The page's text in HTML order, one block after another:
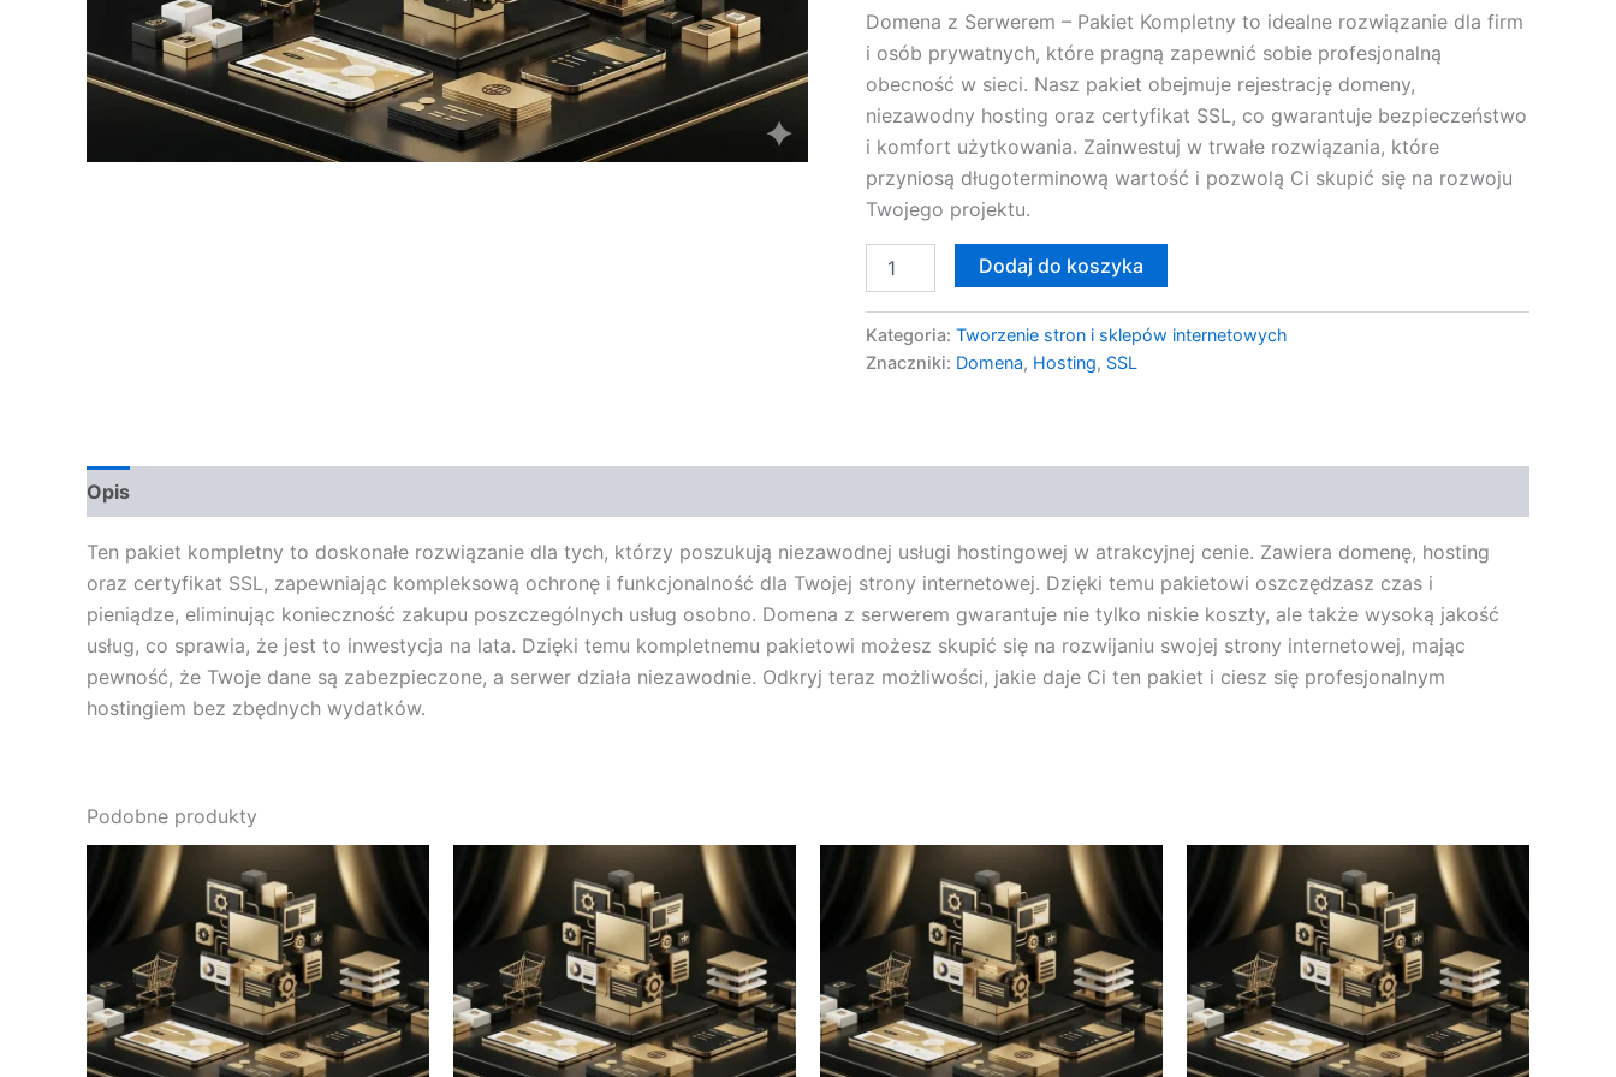
Domena z Serwerem – Pakiet Kompletny to idealne rozwiązanie dla firm
i osób prywatnych, które pragną zapewnić sobie profesjonalną
obecność w sieci. Nasz pakiet obejmuje rejestrację domeny,
niezawodny hosting oraz certyfikat SSL, co gwarantuje bezpieczeństwo
i komfort użytkowania. Zainwestuj w trwałe rozwiązania, które
przyniosą długoterminową wartość i pozwolą Ci skupić się na rozwoju
Twojego projektu.
Dodaj do koszyka
Kategoria: Tworzenie stron i sklepów internetowych
Znaczniki: Domena, Hosting, SSL
Opis
Ten pakiet kompletny to doskonałe rozwiązanie dla tych, którzy poszukują niezawodnej usługi hostingowej w atrakcyjnej cenie. Zawiera domenę, hosting
oraz certyfikat SSL, zapewniając kompleksową ochronę i funkcjonalność dla Twojej strony internetowej. Dzięki temu pakietowi oszczędzasz czas i
pieniądze, eliminując konieczność zakupu poszczególnych usług osobno. Domena z serwerem gwarantuje nie tylko niskie koszty, ale także wysoką jakość
usług, co sprawia, że jest to inwestycja na lata. Dzięki temu kompletnemu pakietowi możesz skupić się na rozwijaniu swojej strony internetowej, mając
pewność, że Twoje dane są zabezpieczone, a serwer działa niezawodnie. Odkryj teraz możliwości, jakie daje Ci ten pakiet i ciesz się profesjonalnym
hostingiem bez zbędnych wydatków.
Podobne produkty